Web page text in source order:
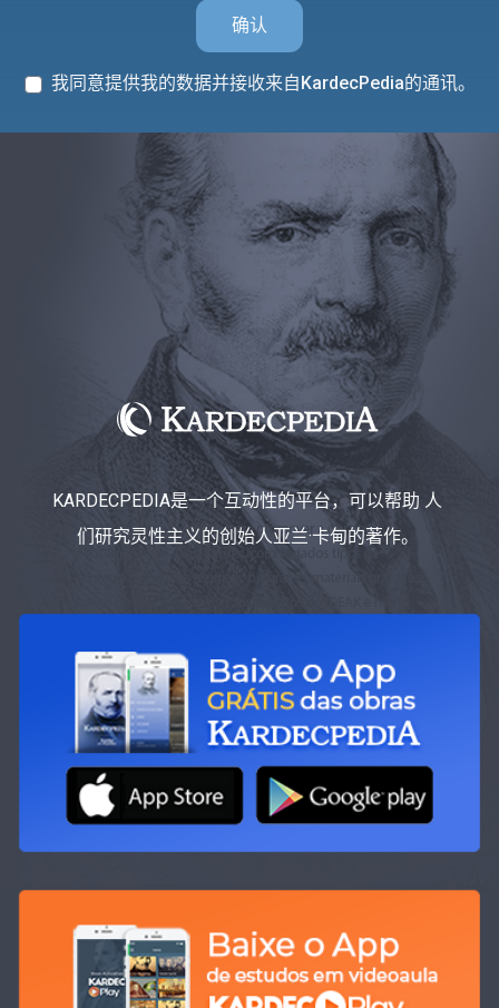
确认
我同意提供我的数据并接收来自KardecPedia的通讯。
KARDECPEDIA是一个互动性的平台，可以帮助 人
们研究灵性主义的创始人亚兰·卡甸的著作。